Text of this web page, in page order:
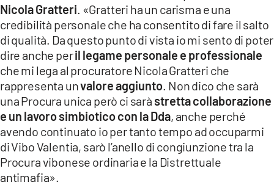
Nicola Gratteri . «Gratteri ha un carisma e una
credibilità personale che ha consentito di fare il salto
di qualità. Da questo punto di vista io mi sento di poter
dire anche peril legame personale e professionale
che mi lega al procuratore Nicola Gratteri che
rappresenta unvalore aggiunto . Non dico che sarà
una Procura unica però ci sarà stretta collaborazione
e un lavoro simbiotico con la Dda, anche perché
avendo continuato io per tanto tempo ad occuparmi
di Vibo Valentia, sarò l’anello di congiunzione tra la
Procura vibonese ordinaria e la Distrettuale
antimafia».